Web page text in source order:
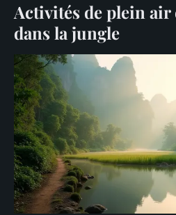
Activités de plein
dans la jungle